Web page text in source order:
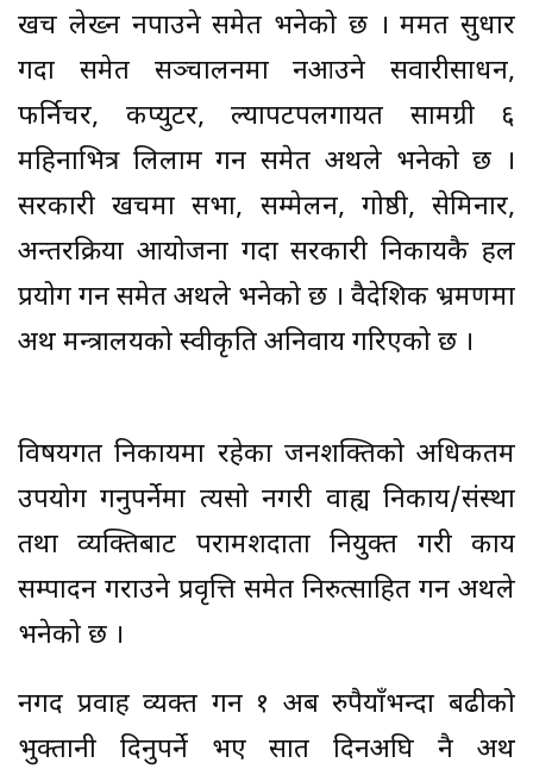
खर्च लेख्न नपाउने समेत भनेको छ । मर्मत सुधार
गर्दा समेत सञ्चालनमा नआउने सवारीसाधन,
फर्निचर, कप्युटर, ल्यापटपलगायत सामग्री ६
महिनाभित्र लिलाम गर्न समेत अर्थले भनेको छ ।
सरकारी खर्चमा सभा, सम्मेलन, गोष्ठी, सेमिनार,
अन्तरक्रिया आयोजना गर्दा सरकारी निकायकै हल
प्रयोग गर्न समेत अर्थले भनेको छ । वैदेशिक भ्रमणमा
अर्थ मन्त्रालयको स्वीकृति अनिवार्य गरिएको छ ।
विषयगत निकायमा रहेका जनशक्तिको अधिकतम
उपयोग गर्नुपर्नेमा त्यसो नगरी वाह्य निकाय/संस्था
तथा व्यक्तिबाट परामर्शदाता नियुक्त गरी कार्य
सम्पादन गराउने प्रवृत्ति समेत निरुत्साहित गर्न अर्थले
भनेको छ ।
नगद प्रवाह व्यक्त गर्न १ अर्ब रुपैयाँभन्दा बढीको
भुक्तानी दिनुपर्ने भए सात दिनअघि नै अर्थ